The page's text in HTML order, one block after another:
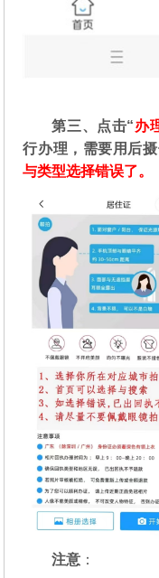
第三、点击“办
行办理，需要用后
与类型选择错误了。
注意 ：